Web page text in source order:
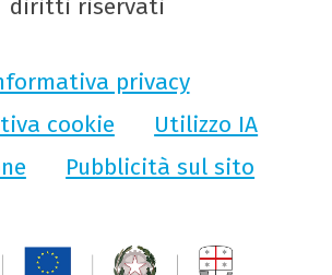
diritti riservati
privacy
cookie
Utilizzo IA
Pubblicità sul sito